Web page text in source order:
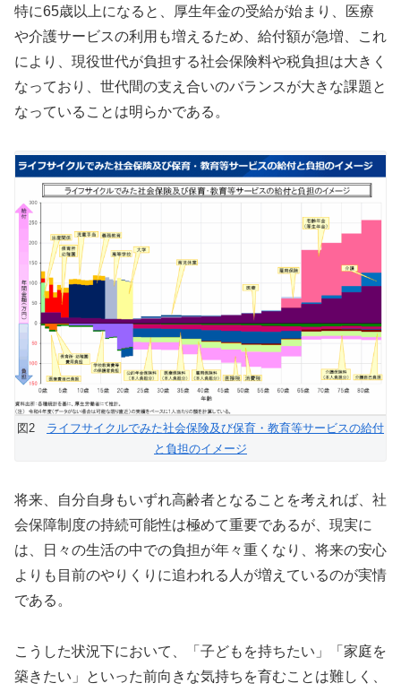
特に65歳以上になると、厚生年金の受給が始まり、医療
や介護サービスの利用も増えるため、給付額が急増、これ
により、現役世代が負担する社会保険料や税負担は大きく
なっており、世代間の支え合いのバランスが大きな課題と
なっていることは明らかである。
図2 ライフサイクルでみた社会保険及び保育・教育等サービスの給付
と負担のイメージ
将来、自分自身もいずれ高齢者となることを考えれば、社
会保障制度の持続可能性は極めて重要であるが、現実に
は、日々の生活の中での負担が年々重くなり、将来の安心
よりも目前のやりくりに追われる人が増えているのが実情
である。
こうした状況下において、「子どもを持ちたい」「家庭を
築きたい」といった前向きな気持ちを育むことは難しく、